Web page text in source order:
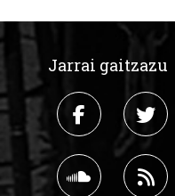
Jarrai gaitzazu